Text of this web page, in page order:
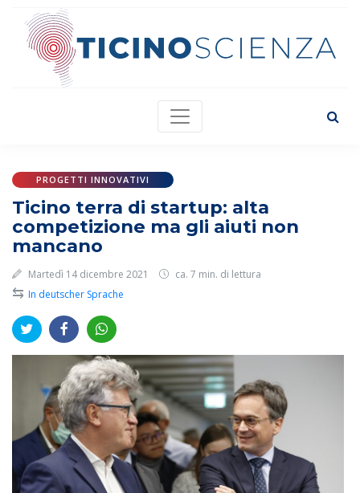
PROGETTI INNOVATIVI
Ticino terra di startup: alta
competizione ma gli aiuti non
mancano
Martedì 14 dicembre 2021 ca. 7 min. di lettura
⇆ In deutscher Sprache